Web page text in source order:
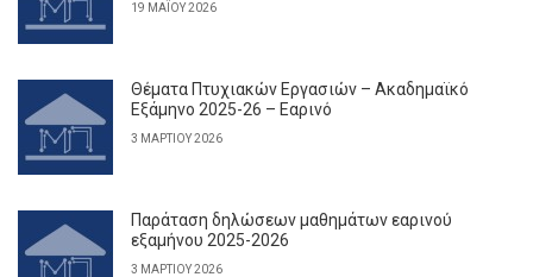
19 ΜΑΪ́ΟΥ 2026
Θέματα Πτυχιακών Εργασιών – Ακαδημαϊκό
Εξάμηνο 2025-26 – Εαρινό
3 ΜΑΡΤΊΟΥ 2026
Παράταση δηλώσεων μαθημάτων εαρινού
εξαμήνου 2025-2026
3 ΜΑΡΤΊΟΥ 2026